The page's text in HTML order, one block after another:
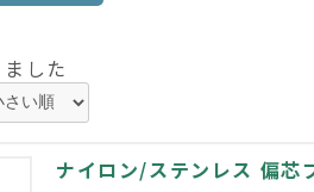
した
ナイロン/ステンレス 偏芯